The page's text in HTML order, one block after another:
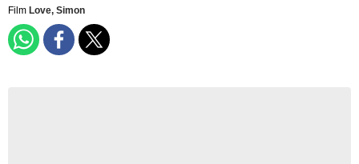
Film Love, Simon